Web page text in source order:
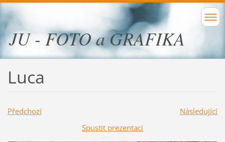
JU - FOTO a GRAFIKA
Luca
Předchozí
Následující
Spustit prezentaci